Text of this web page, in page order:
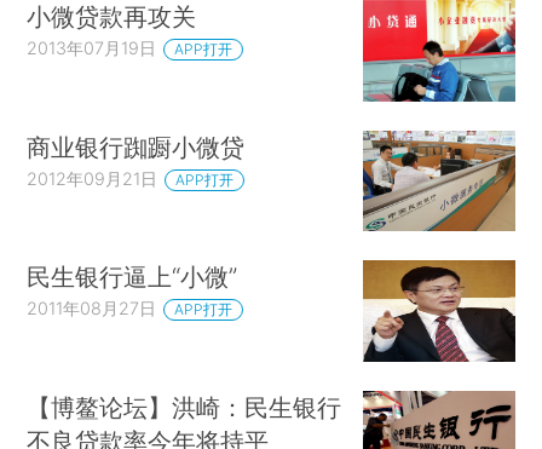
小微贷款再攻关
2013年07月19日 APP打开
商业银行踟蹰小微贷
2012年09月21日 APP打开
民生银行逼上“小微”
2011年08月27日 APP打开
【博鳌论坛】洪崎：民生银行
不良贷款率今年将持平